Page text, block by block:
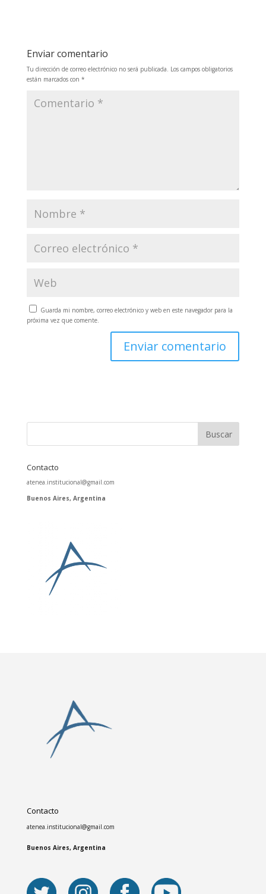
Enviar comentario
Tu dirección de correo electrónico no será publicada. Los campos obligatorios
están marcados con *
Guarda mi nombre, correo electrónico y web en este navegador para la
próxima vez que comente.
Contacto
atenea.institucional@gmail.com
Buenos Aires, Argentina
Contacto
atenea.institucional@gmail.com
Buenos Aires, Argentina